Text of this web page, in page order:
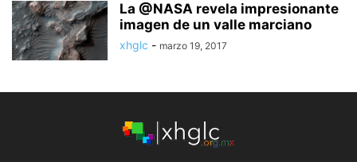
La @NASA revela impresionante
imagen de un valle marciano
xhglc - marzo 19, 2017